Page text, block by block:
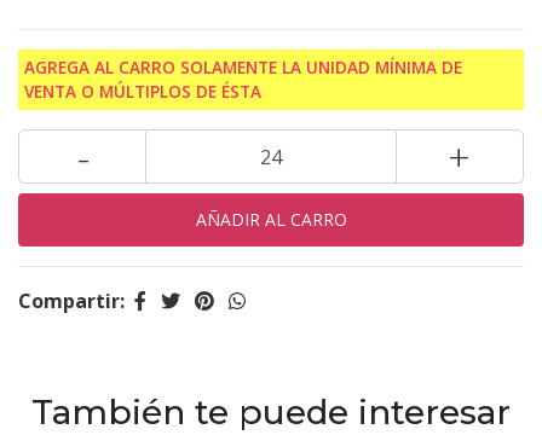
AGREGA AL CARRO SOLAMENTE LA UNIDAD MÍNIMA DE
VENTA O MÚLTIPLOS DE ÉSTA
+
-
Compartir:
También te puede interesar